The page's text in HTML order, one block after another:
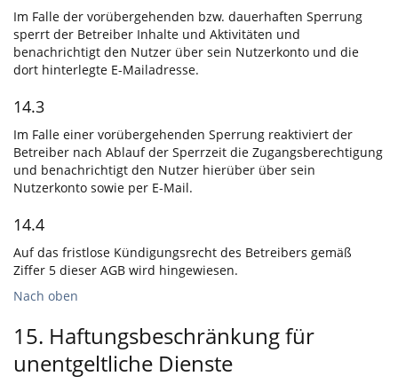
Im Falle der vorübergehenden bzw. dauerhaften Sperrung
sperrt der Betreiber Inhalte und Aktivitäten und
benachrichtigt den Nutzer über sein Nutzerkonto und die
dort hinterlegte E-Mailadresse.
14.3
Im Falle einer vorübergehenden Sperrung reaktiviert der
Betreiber nach Ablauf der Sperrzeit die Zugangsberechtigung
und benachrichtigt den Nutzer hierüber über sein
Nutzerkonto sowie per E-Mail.
14.4
Auf das fristlose Kündigungsrecht des Betreibers gemäß
Ziffer 5 dieser AGB wird hingewiesen.
Nach oben
15. Haftungsbeschränkung für
unentgeltliche Dienste